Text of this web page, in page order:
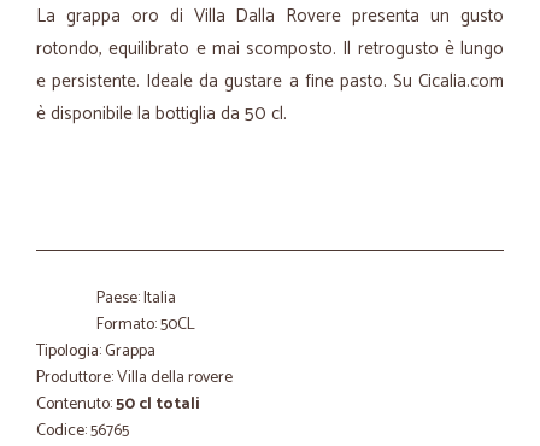
La grappa oro di Villa Dalla Rovere presenta un gusto
rotondo, equilibrato e mai scomposto. Il retrogusto è lungo
e persistente. Ideale da gustare a fine pasto. Su Cicalia.com
è disponibile la bottiglia da 50 cl.
Paese: Italia
Formato: 50CL
Tipologia: Grappa
Produttore: Villa della rovere
Contenuto:50 cl totali
Codice: 56765